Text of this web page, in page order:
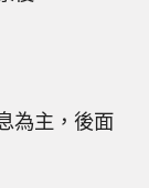
為主，後面